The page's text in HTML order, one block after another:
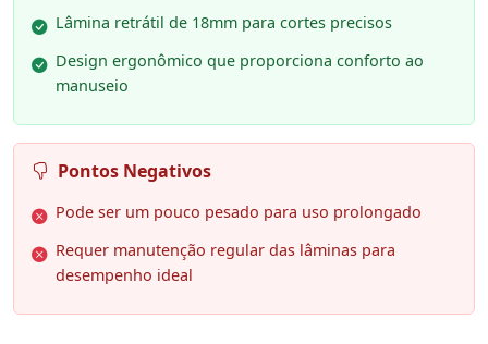
Lâmina retrátil de 18mm para cortes precisos
Design ergonômico que proporciona conforto ao
manuseio
Pontos Negativos
Pode ser um pouco pesado para uso prolongado
Requer manutenção regular das lâminas para
desempenho ideal